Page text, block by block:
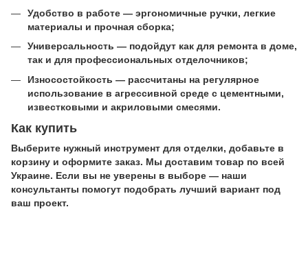
Удобство в работе — эргономичные ручки, легкие
материалы и прочная сборка;
Универсальность — подойдут как для ремонта в доме,
так и для профессиональных отделочников;
Износостойкость — рассчитаны на регулярное
использование в агрессивной среде с цементными,
известковыми и акриловыми смесями.
Как купить
Выберите нужный инструмент для отделки, добавьте в
корзину и оформите заказ. Мы доставим товар по всей
Украине. Если вы не уверены в выборе — наши
консультанты помогут подобрать лучший вариант под
ваш проект.